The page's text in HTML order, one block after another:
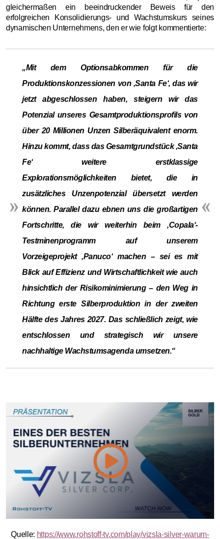
gleichermaßen ein beeindruckender Beweis für den
erfolgreichen Konsolidierungs- und Wachstumskurs seines
dynamischen Unternehmens, den er wie folgt kommentierte:
„Mit dem Optionsabkommen für die
Produktionskonzessionen von ‚Santa Fe‘, das wir
jetzt abgeschlossen haben, steigern wir das
Potenzial unseres Gesamtproduktionsprofils von
über 20 Millionen Unzen Silberäquivalent enorm.
Hinzu kommt, dass das Gesamtgrundstück ‚Santa
Fe‘ weitere erstklassige
Explorationsmöglichkeiten bietet, die in
zusätzliches Unzenpotenzial übersetzt werden
können. Parallel dazu ebnen uns die großartigen
Fortschritte, die wir weiterhin beim ‚Copala‘-
Testminenprogramm auf unserem
Vorzeigeprojekt ‚Panuco‘ machen – sei es mit
Blick auf Effizienz und Wirtschaftlichkeit wie auch
hinsichtlich der Risikominimierung – den Weg in
Richtung erste Silberproduktion in der zweiten
Hälfte des Jahres 2027. Das schließlich zeigt, wie
entschlossen und strategisch wir unsere
nachhaltige Wachstumsagenda umsetzen.“
Quelle: https://www.rohstoff-tv.com/play/vizsla-silver-warum-